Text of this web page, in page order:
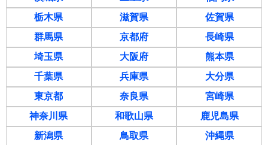
栃木県
群馬県
埼玉県
千葉県
東京都
神奈川県
新潟県
滋賀県
京都府
大阪府
兵庫県
奈良県
和歌山県
鳥取県
佐賀県
長崎県
熊本県
大分県
宮崎県
鹿児島県
沖縄県